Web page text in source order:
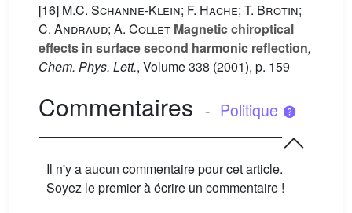
[16] M.C. Schanne-Klein; F. Hache; T. Brotin;
C. Andraud; A. Collet Magnetic chiroptical
effects in surface second harmonic reflection,
Chem. Phys. Lett., Volume 338 (2001), p. 159
Commentaires - Politique
Il n'y a aucun commentaire pour cet article.
Soyez le premier à écrire un commentaire !